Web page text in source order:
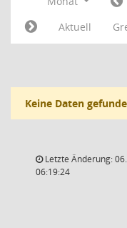
Aktuell
Keine Daten
Letzte Änderung:
06:19:24